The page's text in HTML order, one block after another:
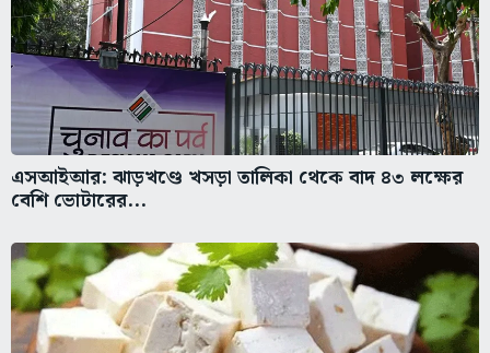
এসআইআর: ঝাড়খণ্ডে খসড়া তালিকা থেকে বাদ ৪৩ লক্ষের
বেশি ভোটারের...